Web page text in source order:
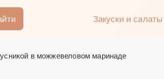
Закуски и салаты
в можжевеловом маринаде